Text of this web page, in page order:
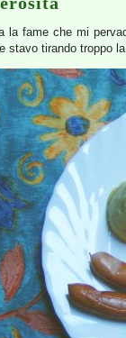
la fame che mi
stavo tirando troppo